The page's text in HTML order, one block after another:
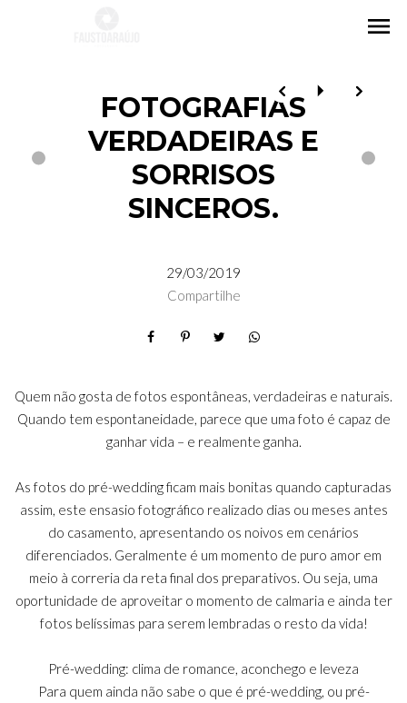
menu
FOTOGRAFIAS
VERDADEIRAS E
SORRISOS
SINCEROS.
29/03/2019
Compartilhe
Quem não gosta de fotos espontâneas, verdadeiras e naturais.
Quando tem espontaneidade, parece que uma foto é capaz de
ganhar vida – e realmente ganha.
As fotos do pré-wedding ficam mais bonitas quando capturadas
assim, este ensasio fotográfico realizado dias ou meses antes
do casamento, apresentando os noivos em cenários
diferenciados. Geralmente é um momento de puro amor em
meio à correria da reta final dos preparativos. Ou seja, uma
oportunidade de aproveitar o momento de calmaria e ainda ter
fotos belíssimas para serem lembradas o resto da vida!
Pré-wedding: clima de romance, aconchego e leveza
Para quem ainda não sabe o que é pré-wedding, ou pré-